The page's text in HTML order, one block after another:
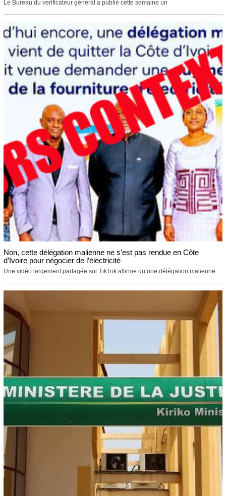
Le Bureau du vérificateur général a publié cette semaine un
Non, cette délégation malienne ne s’est pas rendue en Côte
d’Ivoire pour négocier de l’électricité
Une vidéo largement partagée sur TikTok affirme qu’une délégation malienne